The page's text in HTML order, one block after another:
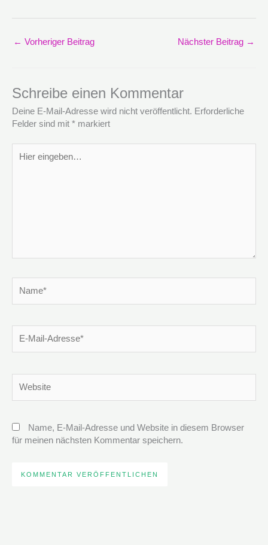
← Vorheriger Beitrag Nächster Beitrag →
Schreibe einen Kommentar
Deine E-Mail-Adresse wird nicht veröffentlicht. Erforderliche
Felder sind mit * markiert
eingeben…
Mail-
Name, E-Mail-Adresse und Website in diesem Browser
für meinen nächsten Kommentar speichern.